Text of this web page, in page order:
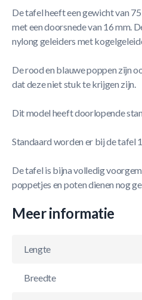
De tafel heeft een gewicht van
met een doorsnede van 16 mm.
nylong geleiders met
De rood en blauwe poppen zijn
dat deze niet stuk te krijgen zijn.
Dit model heeft doorlopende
Standaard worden er bij de tafel
De tafel is bijna volledig
poppetjes en poten dienen nog
Meer informatie
Lengte
Breedte